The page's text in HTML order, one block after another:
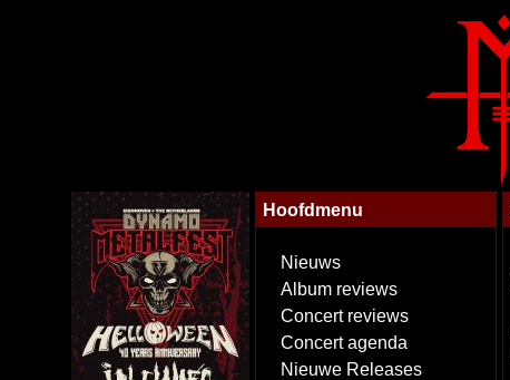
Hoofdmenu
Nieuws
Album reviews
Concert reviews
Concert agenda
Nieuwe Releases